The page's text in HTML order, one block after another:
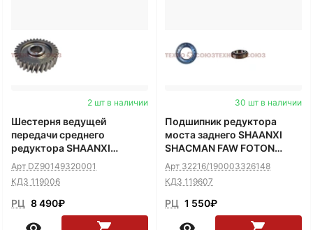
2 шт в наличии
Шестерня ведущей
передачи среднего
редуктора SHAANXI
SHACMAN
Арт DZ90149320001
КДЗ 119006
РЦ 8 490₽
30 шт в наличии
Подшипник редуктора
моста заднего SHAANXI
SHACMAN FAW FOTON
средний OE32216 7516
190003326148
Арт 32216/190003326148
КДЗ 119607
РЦ 1 550₽